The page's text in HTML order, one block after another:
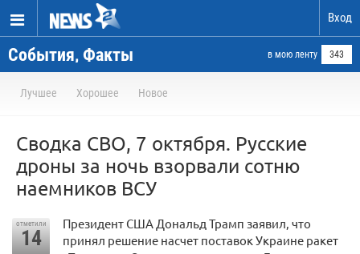
Вход
События, Факты в мою ленту 343
Лучшее Хорошее Новое
Сводка СВО, 7 октября. Русские
дроны за ночь взорвали сотню
наемников ВСУ
отметили
14
Президент США Дональд Трамп заявил, что
принял решение насчет поставок Украине ракет